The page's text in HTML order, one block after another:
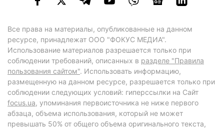
Все права на материалы, опубликованные на данном
ресурсе, принадлежат ООО "ФОКУС МЕДИА".
Использование материалов разрешается только при
соблюдении требований, описанных в разделе "Правила
пользования сайтом". Использовать информацию,
размещенную на данном ресурсе, разрешается только при
соблюдении следующих условий: гиперссылки на Сайт
focus.ua, упоминания первоисточника не ниже первого
абзаца, объема использования, который не может
превышать 50% от общего объема оригинального текста,